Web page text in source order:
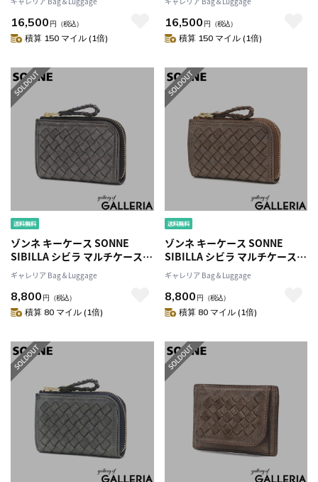
カード入れ 小銭入れ 本革 革 レ
ザー 軽量 メンズ レディース
SOM003
16,500 円 （税込）
積算 150 マイル (1倍)
カード入れ 小銭入れ 本革 革 レ
ザー 軽量 メンズ レディース
SOM003
16,500 円 （税込）
積算 150 マイル (1倍)
ゾンネ キーケース SONNE
SIBILLA シビラ マルチケース
レザーメッシュ メッシュ レザ
ー コインケース カードケース
キーリング付き 小銭入れ ミニ
本革 革 メンズ レディース
ギャレリア Bag＆Luggage
8,800 円 （税込）
積算 80 マイル (1倍)
ゾンネ キーケース SONNE
SIBILLA シビラ マルチケース
レザーメッシュ メッシュ レザ
ー コインケース カードケース
キーリング付き 小銭入れ ミニ
本革 革 メンズ レディース
ギャレリア Bag＆Luggage
8,800 円 （税込）
積算 80 マイル (1倍)